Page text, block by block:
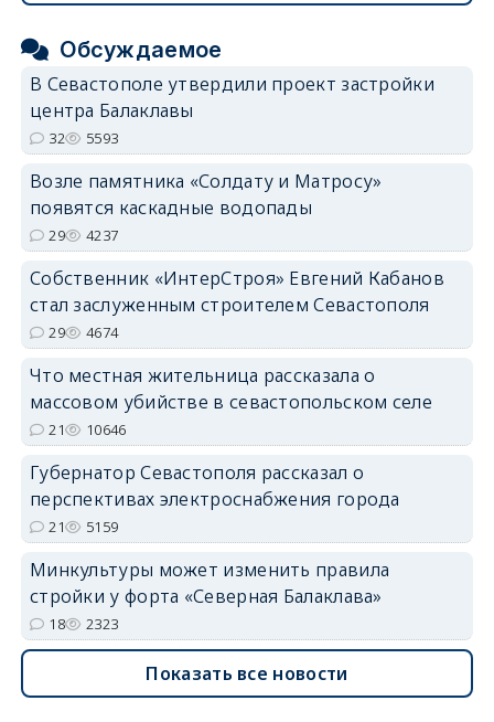
Обсуждаемое
В Севастополе утвердили проект застройки
центра Балаклавы
32 5593
Возле памятника «Солдату и Матросу»
появятся каскадные водопады
29 4237
Собственник «ИнтерСтроя» Евгений Кабанов
стал заслуженным строителем Севастополя
29 4674
Что местная жительница рассказала о
массовом убийстве в севастопольском селе
21 10646
Губернатор Севастополя рассказал о
перспективах электроснабжения города
21 5159
Минкультуры может изменить правила
стройки у форта «Северная Балаклава»
18 2323
Показать все новости